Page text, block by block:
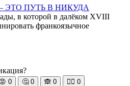
ЭТО ПУТЬ В НИКУДА
в которой в далёком XVIII
франкоязычное
😡 0 🤔 0 🙈 0 🧘‍♀️ 0